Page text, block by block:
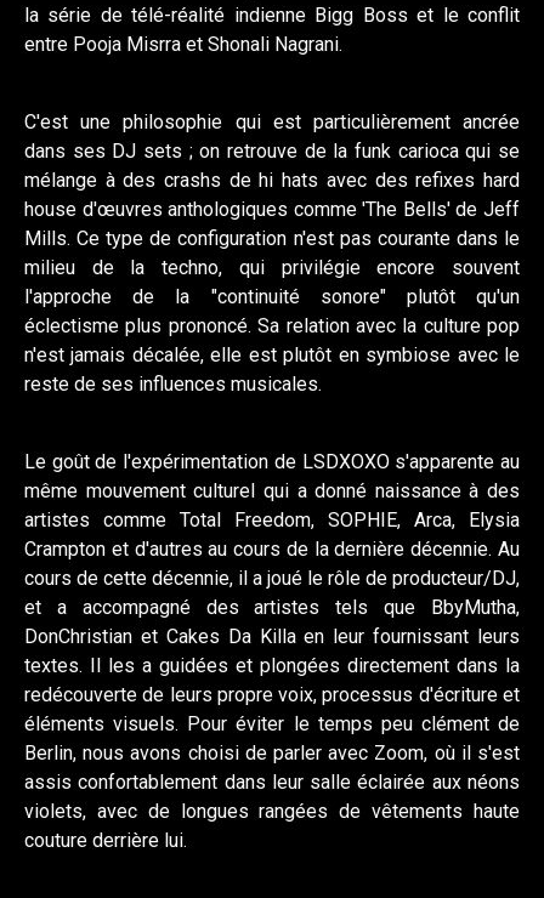
la série de télé-réalité indienne Bigg Boss et le conflit
entre Pooja Misrra et Shonali Nagrani.
C'est une philosophie qui est particulièrement ancrée
dans ses DJ sets ; on retrouve de la funk carioca qui se
mélange à des crashs de hi hats avec des refixes hard
house d'œuvres anthologiques comme 'The Bells' de Jeff
Mills. Ce type de configuration n'est pas courante dans le
milieu de la techno, qui privilégie encore souvent
l'approche de la "continuité sonore" plutôt qu'un
éclectisme plus prononcé. Sa relation avec la culture pop
n'est jamais décalée, elle est plutôt en symbiose avec le
reste de ses influences musicales.
Le goût de l'expérimentation de LSDXOXO s'apparente au
même mouvement culturel qui a donné naissance à des
artistes comme Total Freedom, SOPHIE, Arca, Elysia
Crampton et d'autres au cours de la dernière décennie. Au
cours de cette décennie, il a joué le rôle de producteur/DJ,
et a accompagné des artistes tels que BbyMutha,
DonChristian et Cakes Da Killa en leur fournissant leurs
textes. Il les a guidées et plongées directement dans la
redécouverte de leurs propre voix, processus d'écriture et
éléments visuels. Pour éviter le temps peu clément de
Berlin, nous avons choisi de parler avec Zoom, où il s'est
assis confortablement dans leur salle éclairée aux néons
violets, avec de longues rangées de vêtements haute
couture derrière lui.